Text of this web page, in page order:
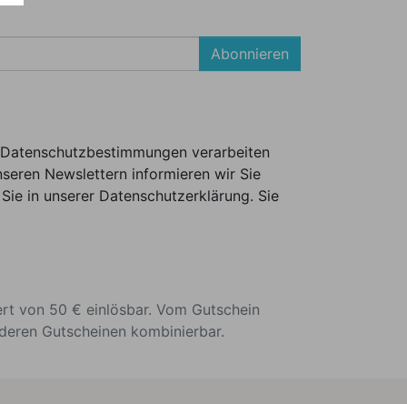
Abonnieren
verarbeiten
Newslettern informieren wir Sie
in unserer Datenschutzerklärung. Sie
von 50 € einlösbar. Vom Gutschein
Gutscheinen kombinierbar.